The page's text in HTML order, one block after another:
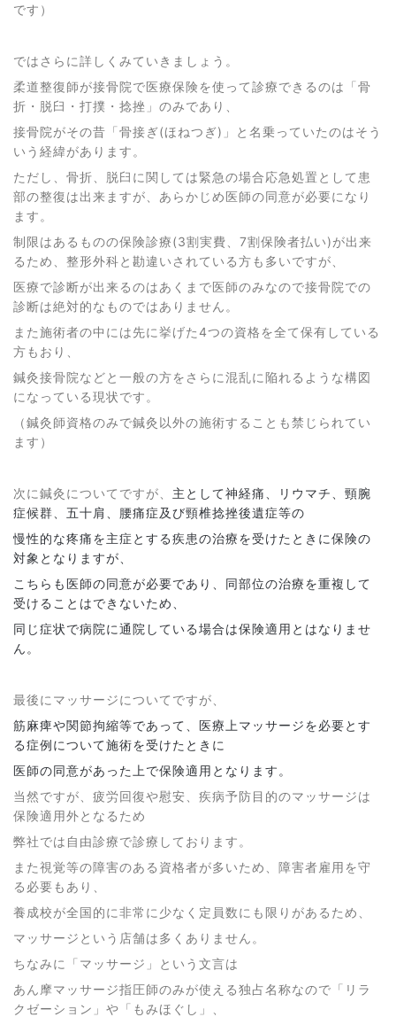
です）
ではさらに詳しくみていきましょう。
柔道整復師が接骨院で医療保険を使って診療できるのは「骨
折・脱臼・打撲・捻挫」のみであり、
接骨院がその昔「骨接ぎ(ほねつぎ)」と名乗っていたのはそう
いう経緯があります。
ただし、骨折、脱臼に関しては緊急の場合応急処置として患
部の整復は出来ますが、あらかじめ医師の同意が必要になり
ます。
制限はあるものの保険診療(3割実費、7割保険者払い)が出来
るため、整形外科と勘違いされている方も多いですが、
医療で診断が出来るのはあくまで医師のみなので接骨院での
診断は絶対的なものではありません。
また施術者の中には先に挙げた4つの資格を全て保有している
方もおり、
鍼灸接骨院などと一般の方をさらに混乱に陥れるような構図
になっている現状です。
（鍼灸師資格のみで鍼灸以外の施術することも禁じられてい
ます）
次に鍼灸についてですが、 主として神経痛、リウマチ、頸腕
症候群、五十肩、腰痛症及び頸椎捻挫後遺症等の
慢性的な疼痛を主症とする疾患の治療を受けたときに保険の
対象となりますが、
こちらも医師の同意が必要であり、同部位の治療を重複して
受けることはできないため、
同じ症状で病院に通院している場合は保険適用とはなりませ
ん。
最後にマッサージについてですが、
筋麻痺や関節拘縮等であって、医療上マッサージを必要とす
る症例について施術を受けたときに
医師の同意があった上で保険適用となります。
当然ですが、疲労回復や慰安、疾病予防目的のマッサージは
保険適用外となるため
弊社では自由診療で診療しております。
また視覚等の障害のある資格者が多いため、障害者雇用を守
る必要もあり、
養成校が全国的に非常に少なく定員数にも限りがあるため、
マッサージという店舗は多くありません。
ちなみに「マッサージ」という文言は
あん摩マッサージ指圧師のみが使える独占名称なので「リラ
クゼーション」や「もみほぐし」、